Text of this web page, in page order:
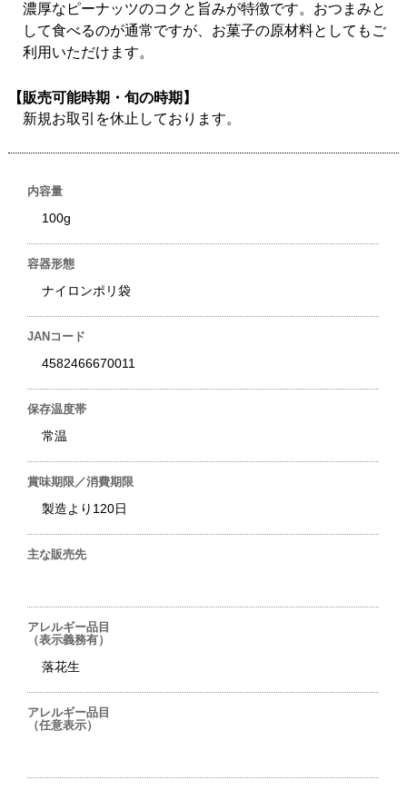
濃厚なピーナッツのコクと旨みが特徴です。おつまみと
して食べるのが通常ですが、お菓子の原材料としてもご
利用いただけます。
【販売可能時期・旬の時期】
新規お取引を休止しております。
内容量
100g
容器形態
ナイロンポリ袋
JANコード
4582466670011
保存温度帯
常温
賞味期限／消費期限
製造より120日
主な販売先
アレルギー品目
（表示義務有）
落花生
アレルギー品目
（任意表示）